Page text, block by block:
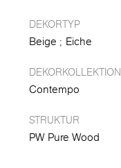
DEKORTYP
Beige Eiche
DEKORKOLLEKTION
Contempo
STRUKTUR
PW Pure Wood